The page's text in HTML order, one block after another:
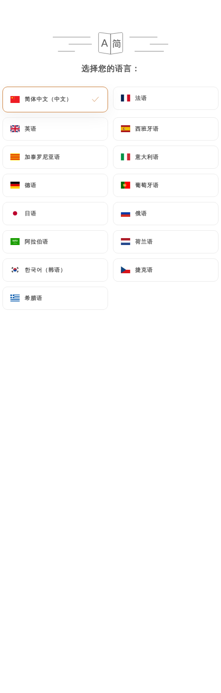
选择您的语言：
简体中文（中文） 法语
英语 西班牙语
加泰罗尼亚语 意大利语
德语 葡萄牙语
日语 俄语
阿拉伯语 荷兰语
한국어（韩语） 捷克语
希腊语
选择您的语言：
简体中文（中文） 法语
英语 西班牙语
加泰罗尼亚语 意大利语
德语 葡萄牙语
日语 俄语
阿拉伯语 荷兰语
한국어（韩语） 捷克语
希腊语